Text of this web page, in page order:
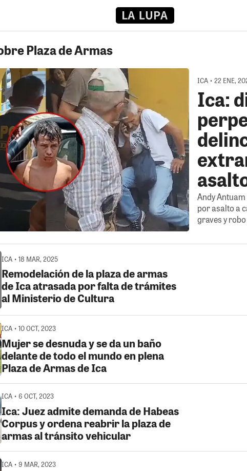
Plaza de Armas
ICA • 22 ENE,
Ica:
Andy
por asalto a
graves y
ICA • 18 MAR, 2025
Remodelación de la plaza de armas
de Ica atrasada por falta de trámites
al Ministerio de Cultura
ICA • 10 OCT, 2023
Mujer se desnuda y se da un baño
delante de todo el mundo en plena
Plaza de Armas de Ica
ICA • 6 OCT, 2023
Ica: Juez admite demanda de Habeas
Corpus y ordena reabrir la plaza de
armas al tránsito vehicular
ICA • 9 MAR, 2023